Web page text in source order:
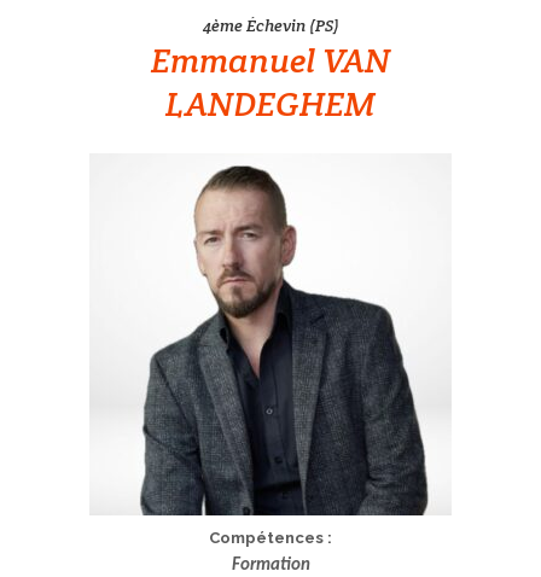
4ème Échevin (PS)
Emmanuel VAN
LANDEGHEM
Compétences :
Formation